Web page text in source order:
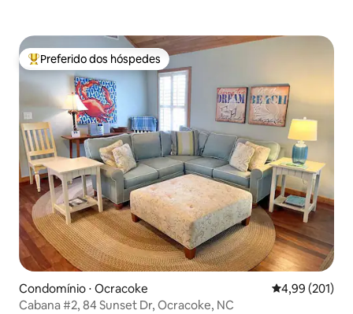
Entre os melhores preferidos dos hóspedes
Preferido dos hóspedes
Condomínio ⋅ Ocracoke 4,99 de uma
4,99 (201)
Cabana #2, 84 Sunset Dr, Ocracoke, NC